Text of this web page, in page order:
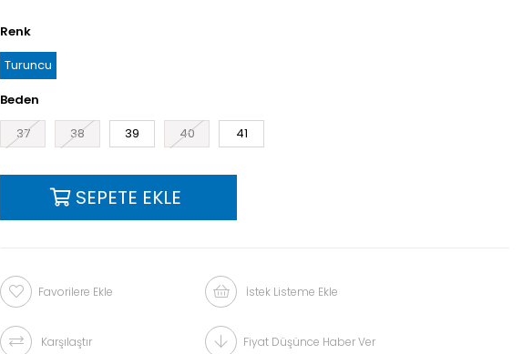
Renk
Turuncu
Beden
37
38 39 40 41
Favorilere Ekle İstek Listeme Ekle
Karşılaştır Fiyat Düşünce Haber Ver